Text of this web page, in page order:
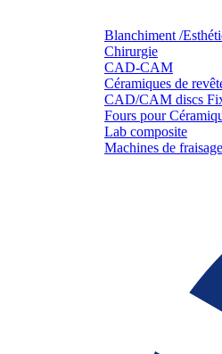
Blanchiment /
Chirurgie
CAD-CAM
Céramiques de
CAD/CAM discs
Fours pour
Lab composite
Machines de